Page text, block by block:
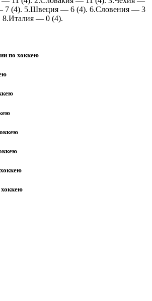
7 (4). 5.Швеция — 6 (4). 6.Словения — 3
— 0 (4).
по хоккею